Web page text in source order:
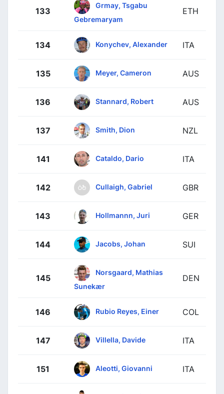
133
Grmay, Tsgabu
Gebremaryam
ETH
134 Konychev, Alexander ITA
135 Meyer, Cameron AUS
136 Stannard, Robert AUS
137 Smith, Dion NZL
141 Cataldo, Dario ITA
142 Cullaigh, Gabriel GBR
143 Hollmannn, Juri GER
144 Jacobs, Johan SUI
145
Norsgaard, Mathias
Sunekær
DEN
146 Rubio Reyes, Einer COL
147 Villella, Davide ITA
151 Aleotti, Giovanni ITA